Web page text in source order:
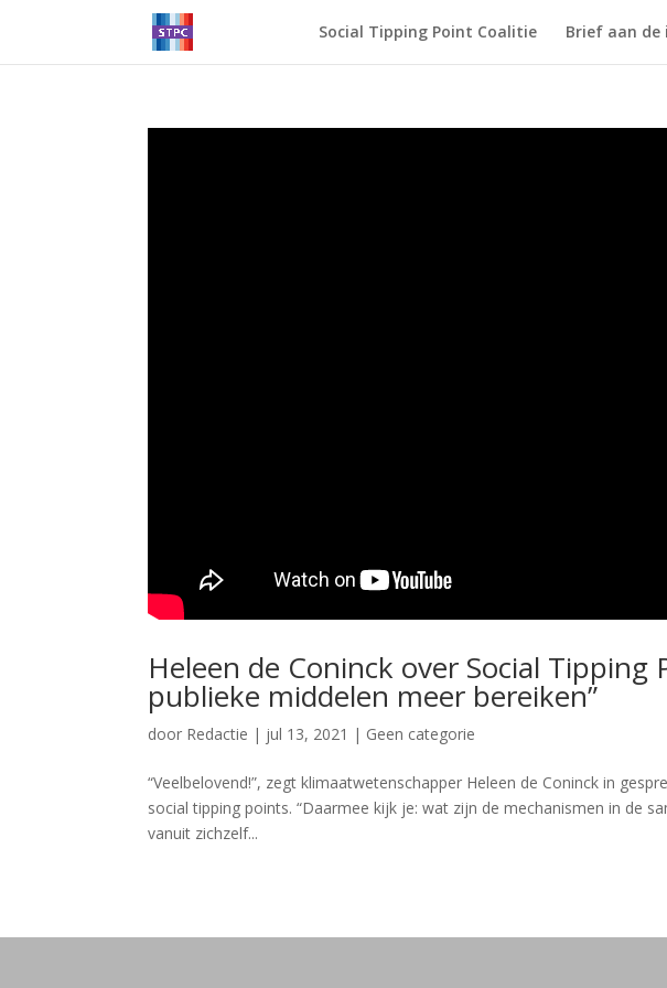
Social Tipping Point Coalitie Brief aan
Heleen de Coninck over Social Tipping
publieke middelen meer bereiken”
door Redactie | jul 13, 2021 | Geen categorie
“Veelbelovend!”, zegt klimaatwetenschapper Heleen de Coninck in
social tipping points. “Daarmee kijk je: wat zijn de mechanismen in de
vanuit zichzelf...